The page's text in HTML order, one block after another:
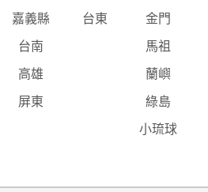
嘉義縣 台東 金門
台南 馬祖
高雄 蘭嶼
屏東 綠島
小琉球